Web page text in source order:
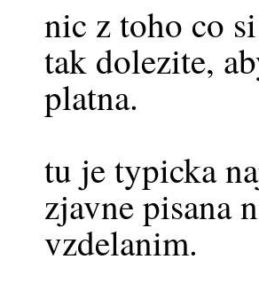
nic z toho co
tak dolezite,
platna.
tu je typicka
zjavne pisana
vzdelanim.